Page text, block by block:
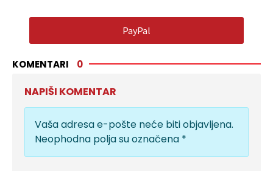
PayPal
KOMENTARI 0
NAPIŠI KOMENTAR
Vaša adresa e-pošte neće biti objavljena.
Neophodna polja su označena *